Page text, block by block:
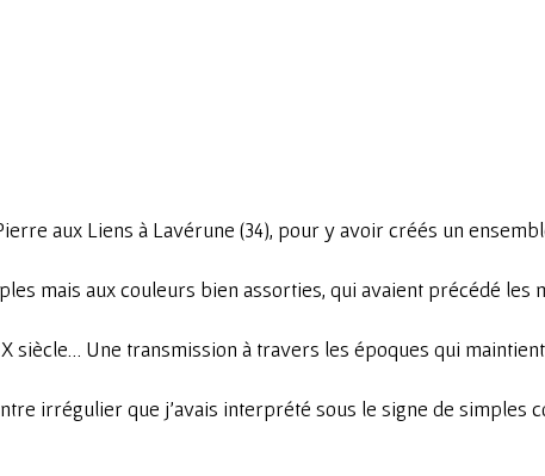
aux Liens à Lavérune (34), pour y avoir créés un
mais aux couleurs bien assorties, qui avaient précédé les
siècle… Une transmission à travers les époques qui
irrégulier que j’avais interprété sous le signe de simples